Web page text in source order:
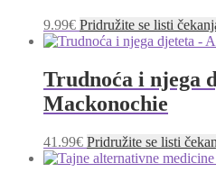
9.99€ Pridružite se listi
Trudnoća i njega
Mackonochie
41.99€ Pridružite se listi